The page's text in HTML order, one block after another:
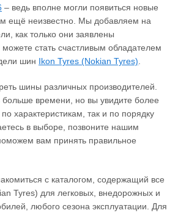
– ведь вполне могли появиться новые
ещё неизвестно. Мы добавляем на
как только они заявлены
стать счастливым обладателем
шин Ikon Tyres (Nokian Tyres).
шины различных производителей.
больше времени, но вы увидите более
характеристикам, так и по порядку
в выборе, позвоните нашим
вам принять правильное
с каталогом, содержащий все
Tyres) для легковых, внедорожных и
любого сезона эксплуатации. Для